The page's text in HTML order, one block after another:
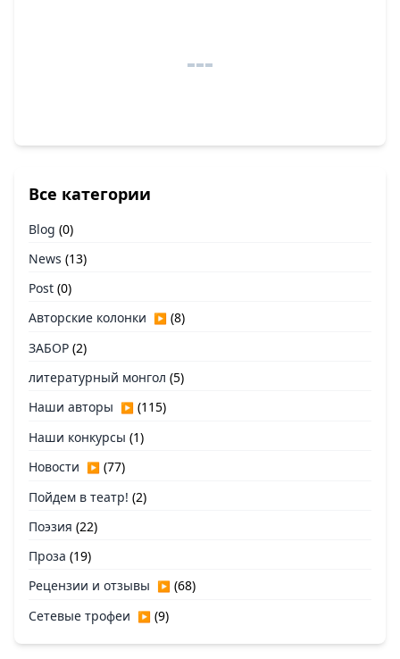
Все категории
Blog (0)
News (13)
Post (0)
Авторские колонки ▶ (8)
ЗАБОР (2)
литературный монгол (5)
Наши авторы ▶ (115)
Наши конкурсы (1)
Новости ▶ (77)
Пойдем в театр! (2)
Поэзия (22)
Проза (19)
Рецензии и отзывы ▶ (68)
Сетевые трофеи ▶ (9)